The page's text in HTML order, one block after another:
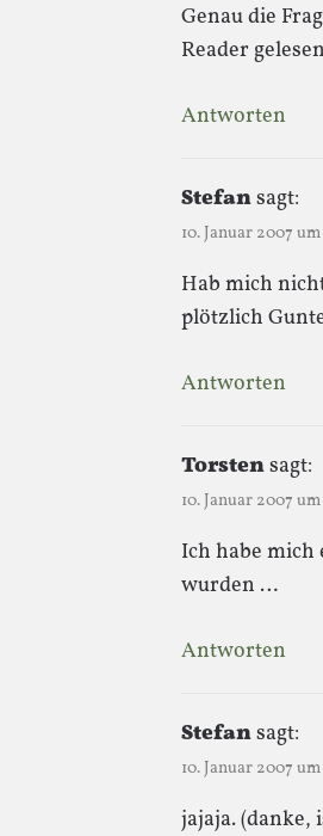
Genau die
Reader
Antworten
Stefansagt:
10. Januar 2007
Hab mich
plötzlich
Antworten
Torstensagt:
10. Januar 2007
Ich habe mich
wurden …
Antworten
Stefansagt:
10. Januar 2007
jajaja.